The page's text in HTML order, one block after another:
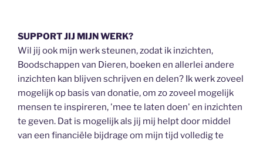
SUPPORT JIJ MIJN WERK?
Wil jij ook mijn werk steunen, zodat ik inzichten,
Boodschappen van Dieren, boeken en allerlei andere
inzichten kan blijven schrijven en delen? Ik werk zoveel
mogelijk op basis van donatie, om zo zoveel mogelijk
mensen te inspireren, 'mee te laten doen' en inzichten
te geven. Dat is mogelijk als jij mij helpt door middel
van een financiële bijdrage om mijn tijd volledig te